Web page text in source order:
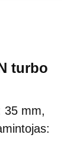
turbo
35 mm,